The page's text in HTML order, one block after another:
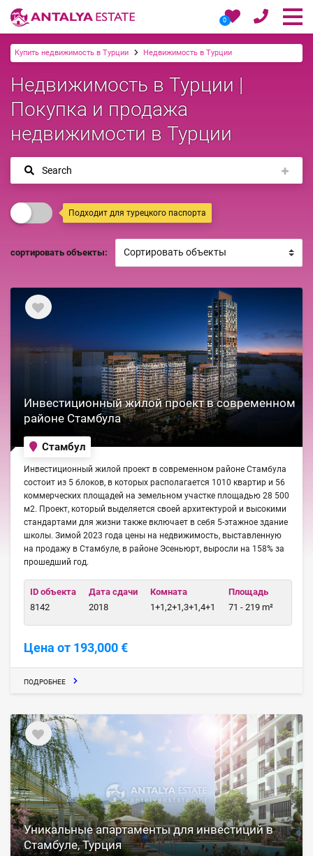
0
Купить недвижимость в Турции Недвижимость в Турции
Недвижимость в Турции |
Покупка и продажа
недвижимости в Турции
Search
Подходит для турецкого паспорта
сортировать объекты:
Инвестиционный жилой проект в современном
районе Стамбула
Стамбул
Инвестиционный жилой проект в современном районе Стамбула
состоит из 5 блоков, в которых располагается 1010 квартир и 56
коммерческих площадей на земельном участке площадью 28 500
м2. Проект, который выделяется своей архитектурой и высокими
стандартами для жизни также включает в себя 5-этажное здание
школы. Зимой 2023 года цены на недвижимость, выставленную
на продажу в Стамбуле, в районе Эсеньюрт, выросли на 158% за
прошедший год.
ID объекта
8142
Дата сдачи
2018
Комната
1+1,2+1,3+1,4+1
Площадь
71 - 219 m²
Цена от 193,000 €
ПОДРОБНЕЕ
Уникальные апартаменты для инвестиций в
Стамбуле, Турция